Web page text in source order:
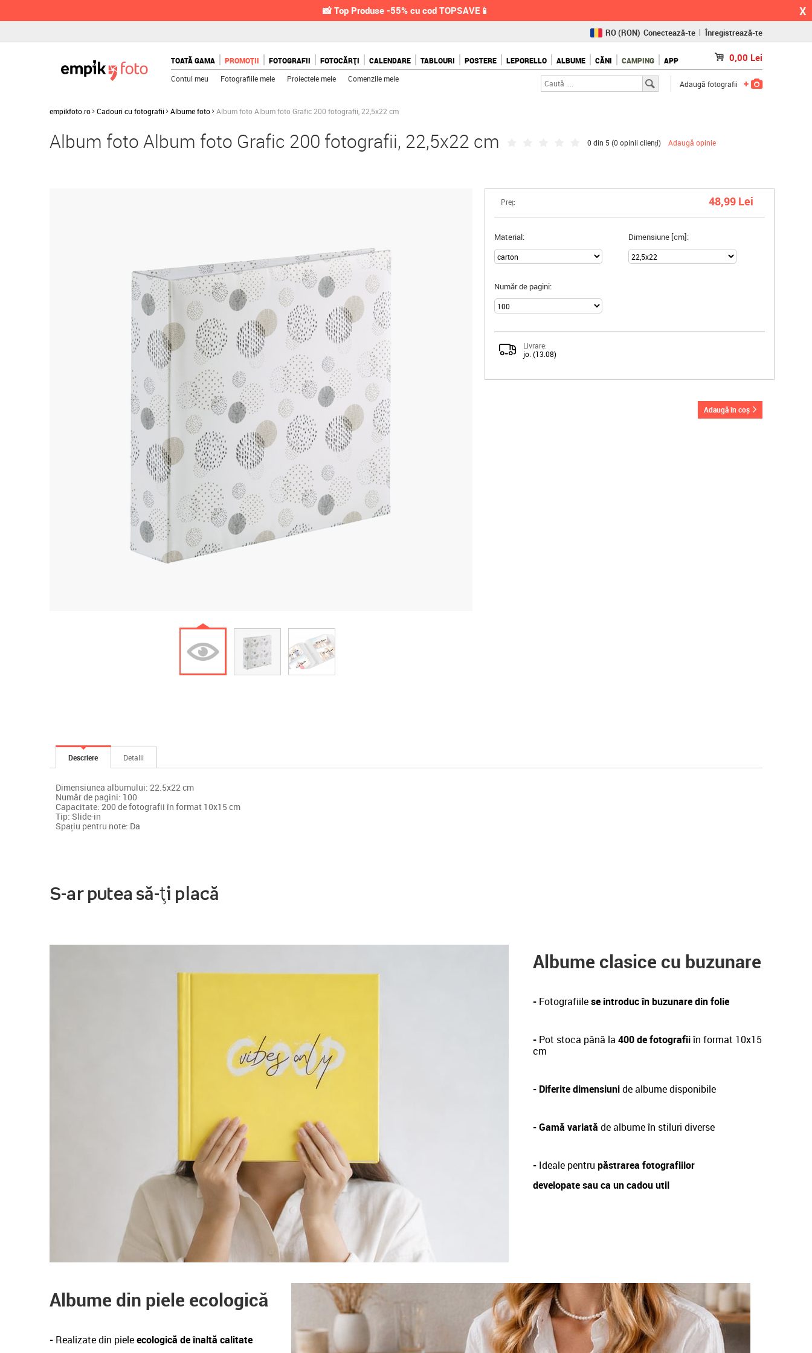
📸 Top Produse -55% cu cod TOPSAVE📱 X
(KČ)
SK(€)
RO(RON) Conectează-te Înregistrează-te
TOATĂ GAMA PROMOȚII FOTOGRAFII FOTOCĂRȚI CALENDARE TABLOURI POSTERE LEPORELLO ALBUME CĂNI CAMPING APP 0,00 Lei
Contul meu Fotografiile mele Proiectele mele Comenzile mele
Adaugă fotografii
empikfoto.ro Cadouri cu fotografii Albume foto Album foto Album foto Grafic 200 fotografii, 22,5x22 cm
Album foto Album foto Grafic 200 fotografii, 22,5x22 cm 0 din 5 (0 opinii clienți) Adaugă opinie
Preț: 48,99 Lei
Material: Dimensiune [cm]:
Număr de pagini:
Livrare:
jo. (13.08)
adaugă în coș
Descriere Detalii
Dimensiunea albumului: 22.5x22 cm
Număr de pagini: 100
Capacitate: 200 de fotografii în format 10x15 cm
Tip: Slide-in
Spațiu pentru note: Da
S-ar putea să-ți placă
Albume clasice cu buzunare
- Fotografiilese introduc în buzunare din folie
-Pot stoca până la 400 de fotografiiîn format 10x15
cm
- Diferite dimensiunide albume disponibile
- Gamă variată de albume în stiluri diverse
-Ideale pentru păstrarea fotografiilor
developate sau ca un cadou util
Albume din piele ecologică
- Realizate din pieleecologică de înaltă calitate